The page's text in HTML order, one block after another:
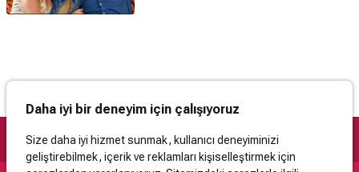
Daha iyi bir deneyim için çalışıyoruz
Size daha iyi hizmet sunmak, kullanıcı deneyiminizi
geliştirebilmek, içerik ve reklamları kişiselleştirmek için